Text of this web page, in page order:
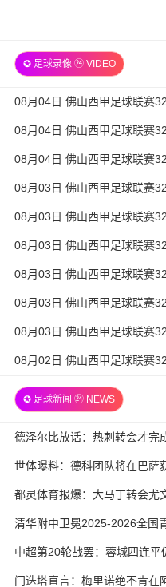
✪ 足球录像 ㉔ VIDEO
08月04日 佛山西甲足球联赛
全场录像
08月04日 佛山西甲足球联赛
徒 全场录像
08月04日 佛山西甲足球联赛
粵辉能源 全场录像
08月03日 佛山西甲足球联赛
华思力U17 全场录像
08月03日 佛山西甲足球联赛
全场录像
08月03日 佛山西甲足球联赛
得 全场录像
08月03日 佛山西甲足球联赛
技 全场录像
08月03日 佛山西甲足球联赛
模 全场录像
08月03日 佛山西甲足球联赛
国澳门澳科精英 全场录像
08月02日 佛山西甲足球联赛
✪ 足球新闻 ㉔ NEWS
德泽尔比放话：热刺转会才完
世体曝料：德科团队将在巴萨
都灵体育报爆：大马丁转会尤
艳与维卡里奥
清华附中卫冕2025-2026全国
中超第20轮战罢：蓉城四连
门迭塔直言：梅里诺绝不肯在